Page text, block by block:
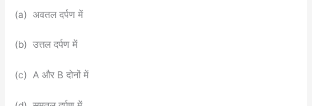
(a) अवतल दर्पण में
(b) उत्तल दर्पण में
(c) A और B दोनों में